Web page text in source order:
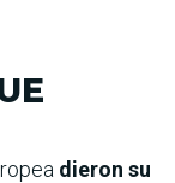
dieron su